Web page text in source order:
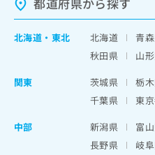
北海道 ・ 東北 北海道 青
秋田県
山
関東
茨城県 栃
千葉県
東
中部
新潟県 富
長野県
岐